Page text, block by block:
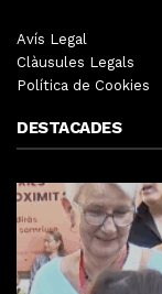
Avís Legal
Clàusules Legals
Política de Cookies
DESTACADES